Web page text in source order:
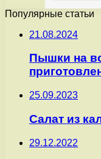
Популярные статьи
21.08.2024
Пышки на
25.09.2023
Салат из
29.12.2022